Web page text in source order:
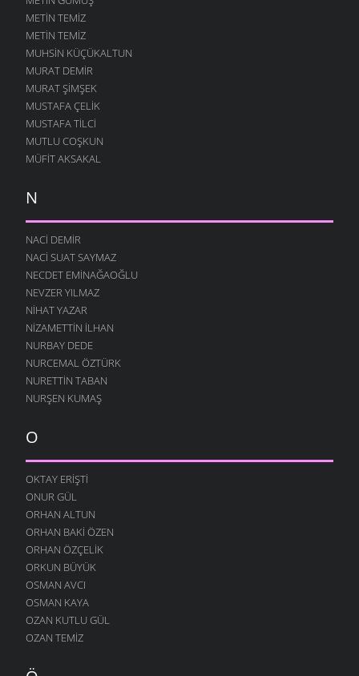
METIN TEMIZ
METIN TEMIZ
MUHSIN KÜÇÜKALTUN
MURAT DEMIR
MURAT ŞIMŞEK
MUSTAFA ÇELIK
MUSTAFA TILCI
MUTLU COŞKUN
MÜFIT AKSAKAL
N
NACI DEMIR
NACI SUAT SAYMAZ
NECDET EMINAĞAOĞLU
NEVZER YILMAZ
NIHAT YAZAR
NIZAMETTIN İLHAN
NURBAY DEDE
NURCEMAL ÖZTÜRK
NURETTIN TABAN
NURŞEN KUMAŞ
O
OKTAY ERIŞTI
ONUR GÜL
ORHAN ALTUN
ORHAN BAKI ÖZEN
ORHAN ÖZÇELIK
ORKUN BÜYÜK
OSMAN AVCI
OSMAN KAYA
OZAN KUTLU GÜL
OZAN TEMIZ